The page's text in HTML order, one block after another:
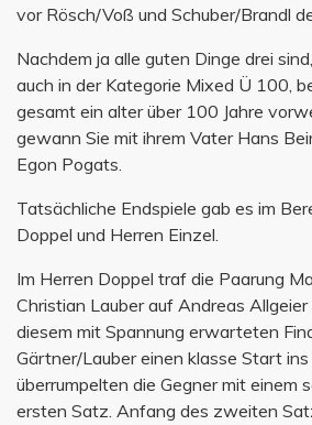
vor Rösch/Voß und Schuber/Brandl
Nachdem ja alle guten Dinge drei
auch in der Kategorie Mixed Ü 100,
gesamt ein alter über 100 Jahre
gewann Sie mit ihrem Vater Hans
Egon Pogats.
Tatsächliche Endspiele gab es im
Doppel und Herren Einzel.
Im Herren Doppel traf die Paarung
Christian Lauber auf Andreas
diesem mit Spannung erwarteten
Gärtner/Lauber einen klasse Start
überrumpelten die Gegner mit einem
ersten Satz. Anfang des zweiten